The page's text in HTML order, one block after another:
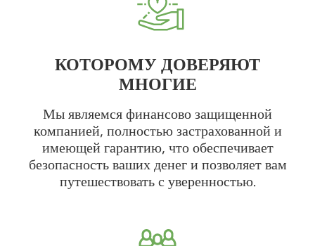
КОТОРОМУ ДОВЕРЯЮТ
МНОГИЕ
Мы являемся финансово защищенной
компанией, полностью застрахованной и
имеющей гарантию, что обеспечивает
безопасность ваших денег и позволяет вам
путешествовать с уверенностью.